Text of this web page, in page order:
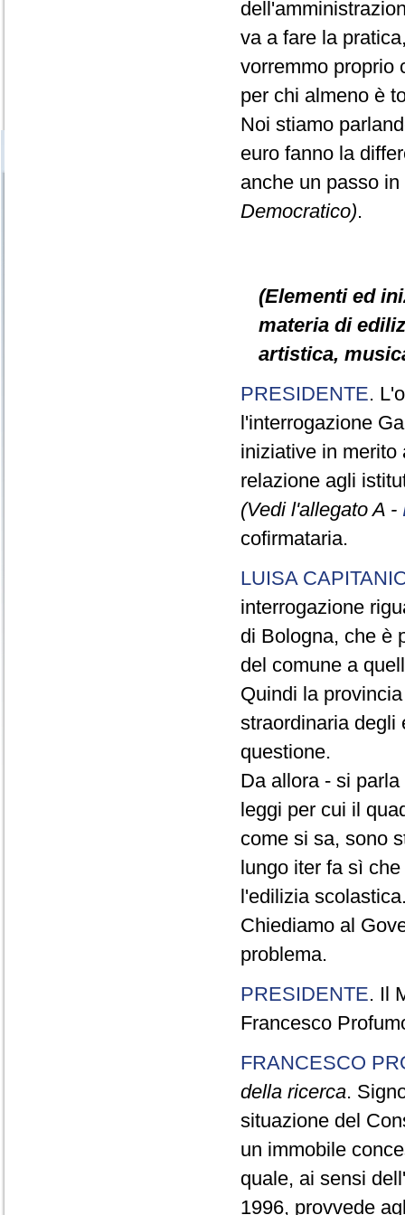
va a fare la
vorremmo proprio
per chi almeno è
Noi stiamo
euro fanno la
anche un passo
Democratico).
(Elementi ed
materia di
artistica,
PRESIDENTE.
l'interrogazione
iniziative in merito
relazione agli
(Vedi l'allegato A -
cofirmataria.
LUISA
interrogazione
di Bologna, che è
del comune a
Quindi la
straordinaria degli
questione.
Da allora - si
leggi per cui il
come si sa, sono
lungo iter fa sì
l'edilizia
Chiediamo al
problema.
PRESIDENTE. Il
Francesco
FRANCESCO
della ricerca.
situazione del
un immobile
quale, ai sensi
1996, provvede